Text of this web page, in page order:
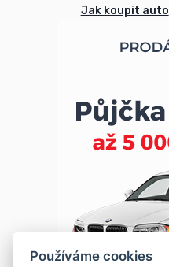
Jak koupit auto
Používáme cookies